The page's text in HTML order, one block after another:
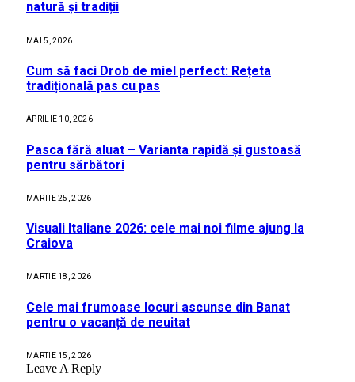
natură și tradiții
MAI 5, 2026
Cum să faci Drob de miel perfect: Rețeta
tradițională pas cu pas
APRILIE 10, 2026
Pasca fără aluat – Varianta rapidă și gustoasă
pentru sărbători
MARTIE 25, 2026
Visuali Italiane 2026: cele mai noi filme ajung la
Craiova
MARTIE 18, 2026
Cele mai frumoase locuri ascunse din Banat
pentru o vacanță de neuitat
MARTIE 15, 2026
Leave A Reply